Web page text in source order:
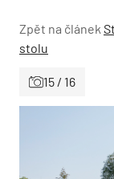
Zpět na článek
stolu
15 / 16